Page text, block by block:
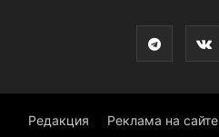
Редакция Реклама на сайте